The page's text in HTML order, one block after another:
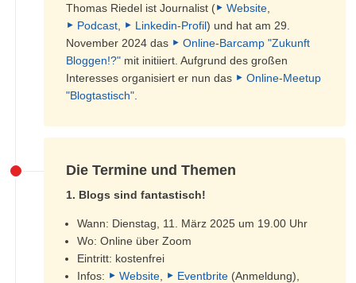
Thomas Riedel ist Journalist ( Website,
Podcast, Linkedin-Profil) und hat am 29.
November 2024 das
Online-Barcamp "Zukunft
Bloggen!?" mit initiiert. Aufgrund des großen
Interesses organisiert er nun das
Online-Meetup
"Blogtastisch"
Die Termine und Themen
1. Blogs sind fantastisch!
Wann: Dienstag, 11. März 2025 um 19.00 Uhr
Wo: Online über Zoom
Eintritt: kostenfrei
Infos:
Website, Eventbrite(Anmeldung),